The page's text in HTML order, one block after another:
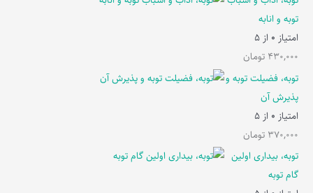
توبه و انابه
امتیاز 0 از 5
430,000 تومان
توبه، فضیلت توبه و
پذیرش آن
امتیاز 0 از 5
370,000 تومان
توبه، بیداری اولین
گام توبه